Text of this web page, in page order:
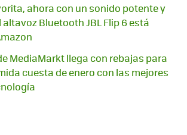
ahora con un sonido potente y
Bluetooth JBL Flip 6 está
MediaMarkt llega con rebajas para
cuesta de enero con las mejores